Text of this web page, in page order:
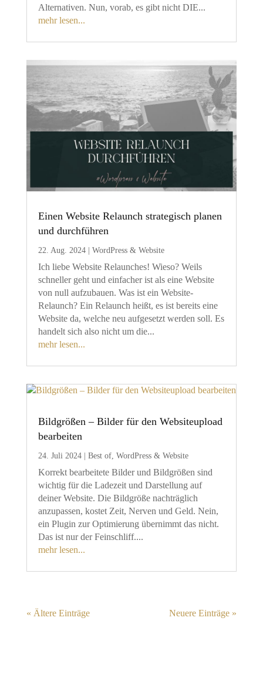
Alternativen. Nun, vorab, es gibt nicht DIE...
mehr lesen...
Einen Website Relaunch strategisch planen
und durchführen
22. Aug. 2024| WordPress & Website
Ich liebe Website Relaunches! Wieso? Weils
schneller geht und einfacher ist als eine Website
von null aufzubauen. Was ist ein Website-
Relaunch? Ein Relaunch heißt, es ist bereits eine
Website da, welche neu aufgesetzt werden soll. Es
handelt sich also nicht um die...
mehr lesen...
Bildgrößen – Bilder für den Websiteupload
bearbeiten
24. Juli 2024| Best of, WordPress & Website
Korrekt bearbeitete Bilder und Bildgrößen sind
wichtig für die Ladezeit und Darstellung auf
deiner Website. Die Bildgröße nachträglich
anzupassen, kostet Zeit, Nerven und Geld. Nein,
ein Plugin zur Optimierung übernimmt das nicht.
Das ist nur der Feinschliff....
mehr lesen...
« Ältere Einträge Neuere Einträge »